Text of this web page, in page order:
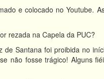
e colocado no Youtube.
rezada na Capela da PUC?
Santana foi proibida no
não fosse trágico! Alguns